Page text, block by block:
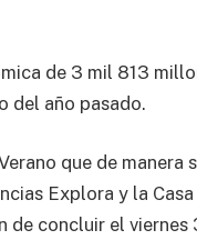
de 3 mil 813
del año pasado.
que de manera
Explora y la
de concluir el viernes